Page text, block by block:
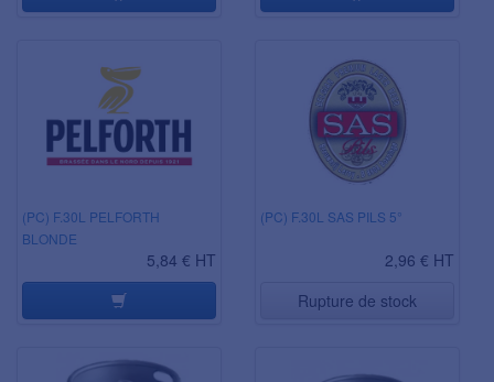
(PC) F.30L PELFORTH
BLONDE
5,84 € HT
(PC) F.30L SAS PILS 5°
2,96 € HT
Rupture de stock